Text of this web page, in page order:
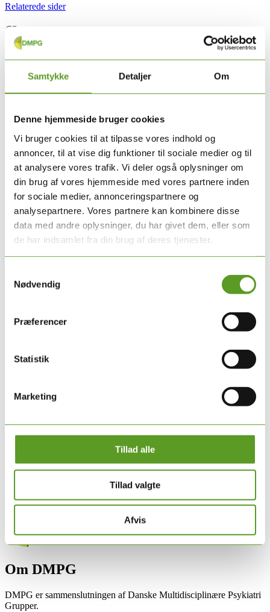
Samtykke Detaljer Om
Denne hjemmeside bruger cookies
Vi bruger cookies til at tilpasse vores indhold og
annoncer, til at vise dig funktioner til sociale medier og til
at analysere vores trafik. Vi deler også oplysninger om
din brug af vores hjemmeside med vores partnere inden
for sociale medier, annonceringspartnere og
analysepartnere. Vores partnere kan kombinere disse
data med andre oplysninger, du har givet dem, eller som
de har indsamlet fra din brug af deres tjenester.
Nødvendig
Præferencer
Statistik
Marketing
Tillad alle
Tillad valgte
Afvis
Relaterede sider
Nyttige links
nydiagnosticeretbipolar lidelse.Retningslinjen er under
udarbejdelse.
Forfattergruppe
Mathilde Laursen, overlæge, BUP, Region Nordjylland
(forperson)
Sune Straszek, overlæge, DPS, Region Midtjylland
Lene G. Nielsen, sygeplejerske, DASYS, Region
Gudmunda Sirry Arnardottir, patientrepræsentant
Kimie Sletved, yngre læge, Region Hovedstaden
Lars Vedel Kessing, professor, DPS, Region Hovedstaden
Om DMPG
DMPG er sammenslutningen af Danske Multidisciplinære Psykiatri
Grupper.